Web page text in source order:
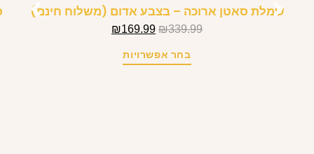
שמלת סאטן ארוכה – בצבע אדום (משלוח חינם)
₪339.99
₪169.99
בחר אפשרויות